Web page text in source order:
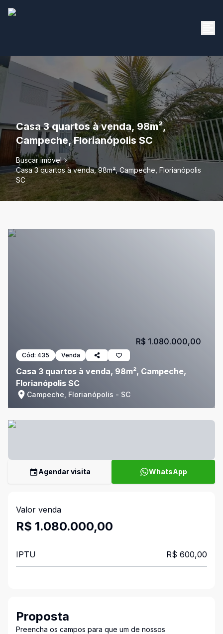
Casa 3 quartos à venda, 98m²,
Campeche, Florianópolis SC
Buscar imóvel
Casa 3 quartos à venda, 98m², Campeche, Florianópolis
SC
Cód: 435 Venda
Casa 3 quartos à venda, 98m², Campeche,
Florianópolis SC
Campeche, Florianópolis - SC
R$ 1.080.000,00
Agendar visita WhatsApp
Valor venda
R$ 1.080.000,00
IPTU R$ 600,00
Proposta
Preencha os campos para que um de nossos